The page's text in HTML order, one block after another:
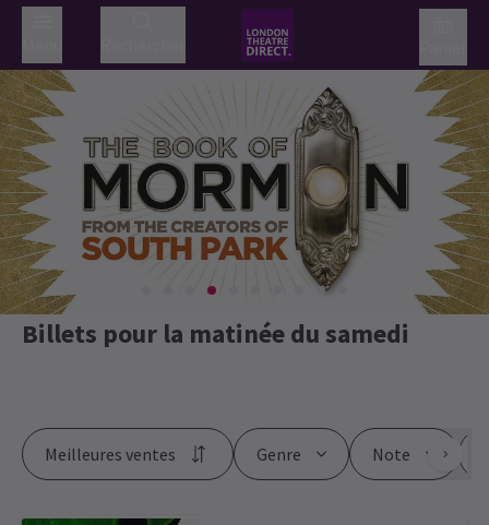
Billets pour la matinée du samedi
Genre Note
Meilleures ventes